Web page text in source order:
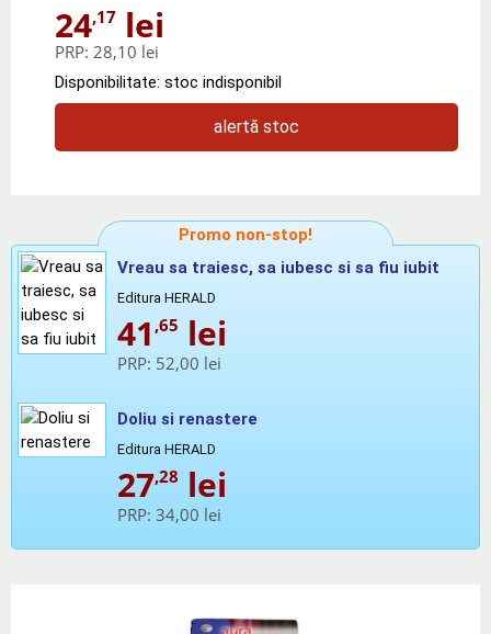
24,17 lei
PRP: 28,10 lei
Disponibilitate: stoc indisponibil
alertă stoc
Promo non-stop!
Vreau sa traiesc, sa iubesc si sa fiu iubit
Editura HERALD
41 ,65 lei
PRP: 52,00 lei
Doliu si renastere
Editura HERALD
27,28 lei
PRP: 34,00 lei